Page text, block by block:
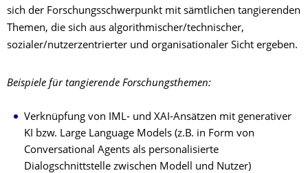
sich der Forschungsschwerpunkt mit sämtlichen tangierenden
Themen, die sich aus algorithmischer/technischer,
sozialer/nutzerzentrierter und organisationaler Sicht ergeben.
Beispiele für tangierende Forschungsthemen:
Verknüpfung von IML- und XAI-Ansätzen mit generativer
KI bzw. Large Language Models (z.B. in Form von
Conversational Agents als personalisierte
Dialogschnittstelle zwischen Modell und Nutzer)